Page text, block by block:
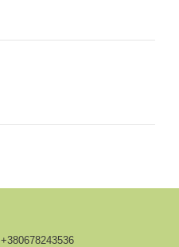
+380678243536